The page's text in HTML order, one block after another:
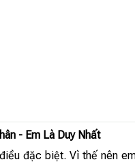
- Em Là Duy Nhất
đặc biệt. Vì thế nên